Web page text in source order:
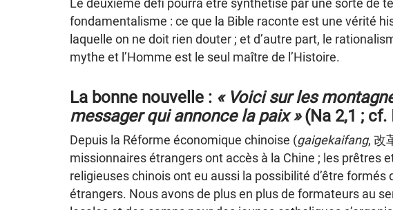
Le deuxième défi pourra être synthétisé par une sorte de
fondamentalisme : ce que la Bible raconte est une vérité
laquelle on ne doit rien douter ; et d’autre part, le
mythe et l’Homme est le seul maître de l’Histoire.
La bonne nouvelle : « Voici sur les
messager qui annonce la paix »(Na 2,1 ; cf.
Depuis la Réforme économique chinoise (gaigekaifang, 改
missionnaires étrangers ont accès à la Chine ; les prêtres
religieuses chinois ont eu aussi la possibilité d’être formés
étrangers. Nous avons de plus en plus de formateurs au